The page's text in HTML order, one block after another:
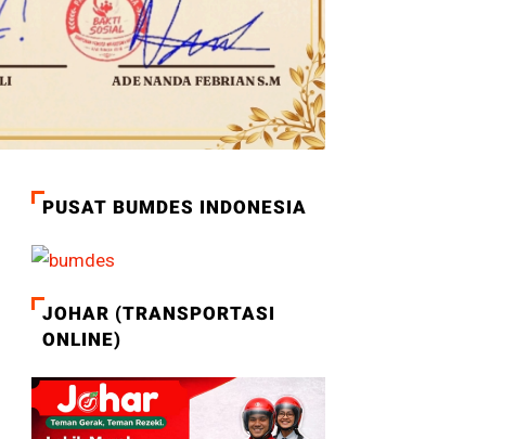
PUSAT BUMDES INDONESIA
JOHAR (TRANSPORTASI
ONLINE)